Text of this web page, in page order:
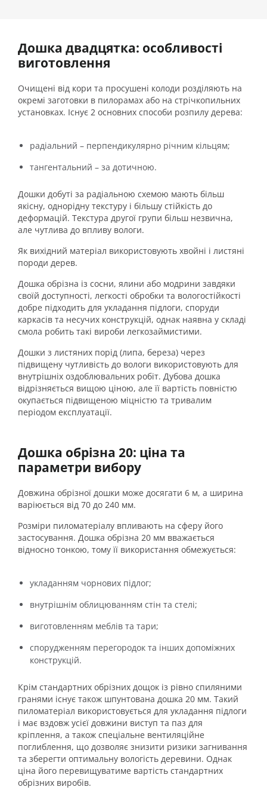
Дошка двадцятка: особливості
виготовлення
Очищені від кори та просушені колоди розділяють на
окремі заготовки в пилорамах або на стрічкопильних
установках. Існує 2 основних способи розпилу дерева:
радіальний – перпендикулярно річним кільцям;
тангентальний – за дотичною.
Дошки добуті за радіальною схемою мають більш
якісну, однорідну текстуру і більшу стійкість до
деформацій. Текстура другої групи більш незвична,
але чутлива до впливу вологи.
Як вихідний матеріал використовують хвойні і листяні
породи дерев.
Дошка обрізна із сосни, ялини або модрини завдяки
своїй доступності, легкості обробки та вологостійкості
добре підходить для укладання підлоги, споруди
каркасів та несучих конструкцій, однак наявна у складі
смола робить такі вироби легкозаймистими.
Дошки з листяних порід (липа, береза) через
підвищену чутливість до вологи використовують для
внутрішніх оздоблювальних робіт. Дубова дошка
відрізняється вищою ціною, але її вартість повністю
окупається підвищеною міцністю та тривалим
періодом експлуатації.
Дошка обрізна 20: ціна та
параметри вибору
Довжина обрізної дошки може досягати 6 м, а ширина
варіюється від 70 до 240 мм.
Розміри пиломатеріалу впливають на сферу його
застосування. Дошка обрізна 20 мм вважається
відносно тонкою, тому її використання обмежується:
укладанням чорнових підлог;
внутрішнім облицюванням стін та стелі;
виготовленням меблів та тари;
спорудженням перегородок та інших допоміжних
конструкцій.
Крім стандартних обрізних дощок із рівно спиляними
гранями існує також шпунтована дошка 20 мм. Такий
пиломатеріал використовується для укладання підлоги
і має вздовж усієї довжини виступ та паз для
кріплення, а також спеціальне вентиляційне
поглиблення, що дозволяє знизити ризики загнивання
та зберегти оптимальну вологість деревини. Однак
ціна його перевищуватиме вартість стандартних
обрізних виробів.